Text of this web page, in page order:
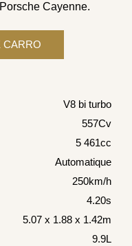
Porsche Cayenne.
V8 bi turbo
557Cv
5 461cc
Automatique
250km/h
4.20s
5.07 x 1.88 x 1.42m
9.9L